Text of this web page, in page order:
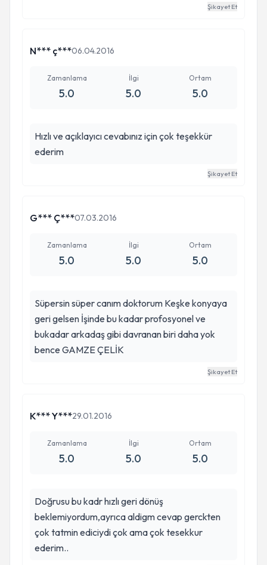
özellikle görmek istiyor. Her şey için minnettarım
süreçleri mükemmel bir şekilde geçirmek isteyen
herkese özellikle tüm içtenliğimle tavsiye
ediyorum. Ayrıca kendisine ve içten, güler yüzlü
çok seviyoruz
Şikayet Et
N*** ç***06.04.2016
Zamanlama
5.0
İlgi
5.0
Ortam
5.0
Hızlı ve açıklayıcı cevabınız için çok teşekkür
ederim
Şikayet Et
G*** Ç***07.03.2016
Zamanlama
5.0
İlgi
5.0
Ortam
5.0
Süpersin süper canım doktorum Keşke konyaya
geri gelsen İşinde bu kadar profosyonel ve
bukadar arkadaş gibi davranan biri daha yok
bence GAMZE ÇELİK
Şikayet Et
K*** Y***29.01.2016
Zamanlama
5.0
İlgi
5.0
Ortam
5.0
Doğrusu bu kadr hızlı geri dönüş
beklemiyordum,ayrıca aldigm cevap gerckten
çok tatmin ediciydi çok ama çok tesekkur
ederim..